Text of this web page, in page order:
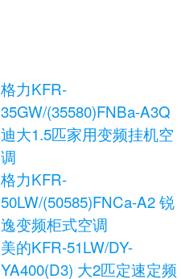
格力KFR-
35GW/(35580)FNBa-A3Q
迪大1.5匹家用变频挂机空
调
格力KFR-
50LW/(50585)FNCa-A2 锐
逸变频柜式空调
美的KFR-51LW/DY-
YA400(D3) 大2匹定速定频